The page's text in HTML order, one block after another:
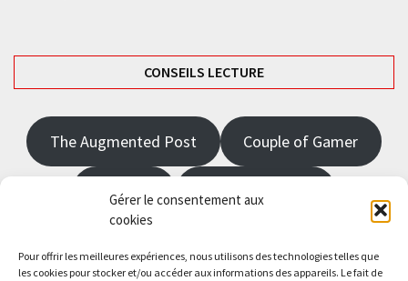
Gérer le consentement aux
cookies
Pour offrir les meilleures expériences, nous utilisons des technologies telles que
les cookies pour stocker et/ou accéder aux informations des appareils. Le fait de
CONSEILS LECTURE
The Augmented Post Couple of Gamer
JRPGFR State of Gaming